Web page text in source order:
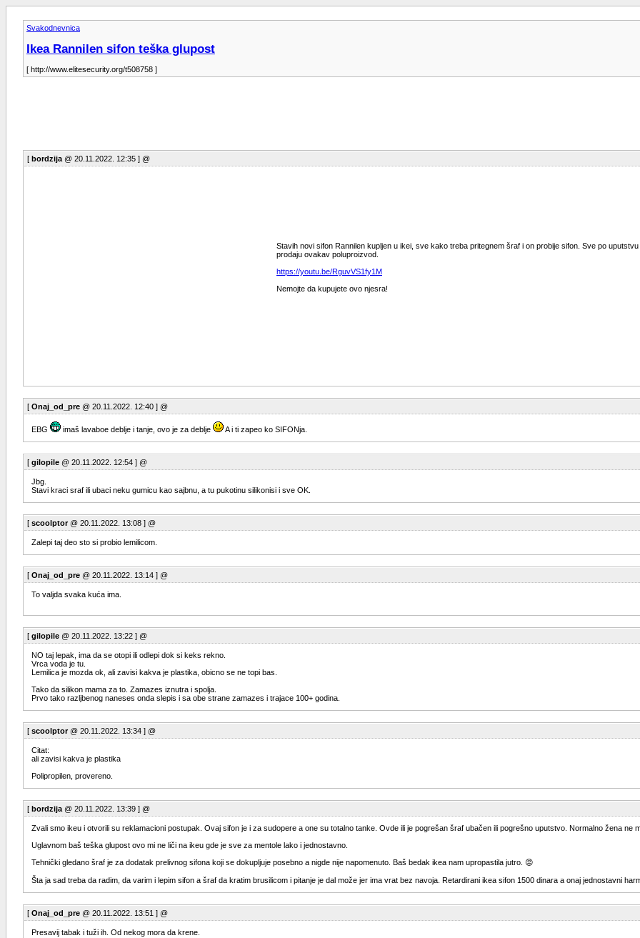
Svakodnevnica
Ikea Rannilen sifon teška glupost
[ http://www.elitesecurity.org/t508758 ]
[ bordzija @ 20.11.2022. 12:35 ] @
Stavih novi sifon Rannilen kupljen u ikei, sve kako treba pritegnem šraf i on probije sifon. Sve po
prodaju ovakav poluproizvod.
https://youtu.be/RguvVS1fy1M
Nemojte da kupujete ovo njesra!
[ Onaj_od_pre @ 20.11.2022. 12:40 ] @
EBG imaš lavaboe deblje i tanje, ovo je za deblje A i ti zapeo ko SIFONja.
[ gilopile @ 20.11.2022. 12:54 ] @
Jbg.
Stavi kraci sraf ili ubaci neku gumicu kao sajbnu, a tu pukotinu silikonisi i sve OK.
[ scoolptor@ 20.11.2022. 13:08 ] @
Zalepi taj deo sto si probio lemilicom.
[ Onaj_od_pre @ 20.11.2022. 13:14 ] @
To valjda svaka kuća ima.
[ gilopile @ 20.11.2022. 13:22 ] @
NO taj lepak, ima da se otopi ili odlepi dok si keks rekno.
Vrca voda je tu.
Lemilica je mozda ok, ali zavisi kakva je plastika, obicno se ne topi bas.
Tako da silikon mama za to. Zamazes iznutra i spolja.
Prvo tako razljbenog naneses onda slepis i sa obe strane zamazes i trajace 100+ godina.
[ scoolptor@ 20.11.2022. 13:34 ] @
Citat:
ali zavisi kakva je plastika
Polipropilen, provereno.
[ bordzija @ 20.11.2022. 13:39 ] @
Zvali smo ikeu i otvorili su reklamacioni postupak. Ovaj sifon je i za sudopere a one su totalno tanke. Ovde ili je pogrešan šraf ubačen ili pogrešno uputstvo. Normalno žena ne
Uglavnom baš teška glupost ovo mi ne liči na ikeu gde je sve za mentole lako i jednostavno.
Tehnički gledano šraf je za dodatak prelivnog sifona koji se dokupljuje posebno a nigde nije napomenuto. Baš bedak ikea nam upropastila jutro. 😡
Šta ja sad treba da radim, da varim i lepim sifon a šraf da kratim brusilicom i pitanje je dal može jer ima vrat bez navoja. Retardirani ikea sifon 1500 dinara a onaj jednostavni
[ Onaj_od_pre @ 20.11.2022. 13:51 ] @
Presavij tabak i tuži ih. Od nekog mora da krene.